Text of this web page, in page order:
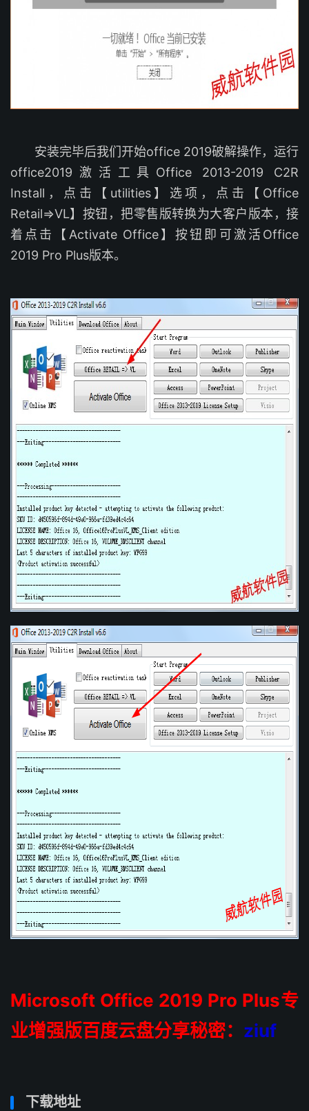
安装完毕后我们开始office 2019破解操作，运行
office2019激活工具Office 2013-2019 C2R
Install，点击【utilities】选项，点击【Office
Retail=>VL】按钮，把零售版转换为大客户版本，接
着点击【Activate Office】按钮即可激活Office
2019 Pro Plus版本。
Microsoft Office 2019 Pro Plus专
业增强版百度云盘分享秘密： ziuf
下载地址